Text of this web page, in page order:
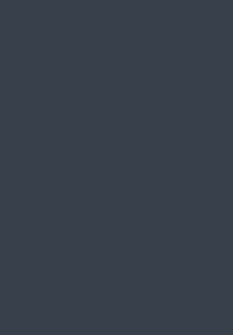
Av. de las Américas
Copyright © 2026